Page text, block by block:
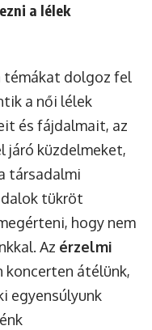
a lélek
témákat dolgoz fel
a női lélek
és fájdalmait, az
járó küzdelmeket,
társadalmi
tükröt
hogy nem
Az érzelmi
koncerten átélünk,
egyensúlyunk